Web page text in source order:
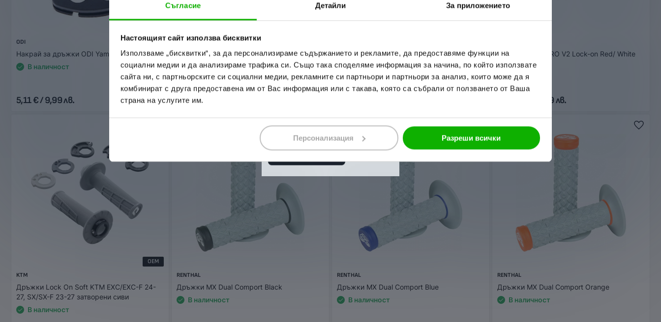
Съгласие Детайли За приложението
Настоящият сайт използва бисквитки
Използваме „бисквитки“, за да персонализираме съдържанието и рекламите, да предоставяме функции на
социални медии и да анализираме трафика си. Също така споделяме информация за начина, по който използвате
сайта ни, с партньорските си социални медии, рекламните си партньори и партньори за анализ, които може да я
комбинират с друга предоставена им от Вас информация или с такава, която са събрали от ползването от Ваша
страна на услугите им.
Персонализация Разреши всички
ODI
Накрай за дръжки ODI Yamaha YZ85 -2025
В наличност
5,11 € / 9,99 лв.
ODI
Дръжки EMIG PRO V2 Lock-on Grey
В наличност
32,00 € / 62,59 лв.
Дръжки EMIG PRO V2 Lock-on Blue/ White
Soft
В наличност
Дръжки EMIG PRO V2 Lock-on Red/ White
Soft
В наличност
32,00 € / 62,59 лв.
OEM
KTM
Дръжки Lock On Soft KTM EXC/EXC-F 24-
27, SX/SX-F 23-27 затворени сиви
В наличност
RENTHAL
Дръжки MX Dual Comport Black
В наличност
RENTHAL
Дръжки MX Dual Comport Blue
В наличност
RENTHAL
Дръжки MX Dual Comport Orange
В наличност